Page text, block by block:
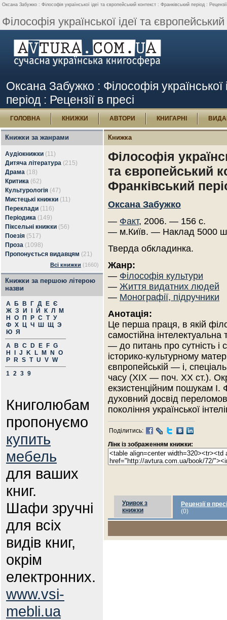
Оксана Забужко : Філософія української ідеї та європейський контекст : Франківський період :
Філософія української ідеї та
Оксана Забужко : Філософія
період : Рецензії в пресі
ГОЛОВНА КНИЖКИ АВТОРИ КНИГАРНІ
Книжки за жанрами
Аудіокнижки (11)
Дитяча література (215)
Драма (18)
Критика (62)
Культурологія (47)
Мистецькі книжки (11)
Переклади (116)
Періодика (149)
Піксельні книжки (56)
Поезія (517)
Проза (1098)
Пропонується видавцям (21)
Всі книжки (1660)
Книжки за першою літерою
назви
А Б В Г Д Е Є
Ж З И Й К Л
М
Н
О П Р С Т У
Ф Х Ц Ч Ш Щ Э
Ю Я
A
B C D E F G
H
J K L M N
O
P
R S T U V W
1 2 3 9
Книголюбам
пропонуємо
купить
мебель
для ваших
книг.
Шафи зручні
для всіх
видів книг,
окрім
електронних.
www.vsi-
mebli.ua
Книжка
Філософія
та європейський
Франківський
Оксана Забужко
— Факт, 2006. — 156 с.
— м.Київ. — Наклад 5000
Тверда обкладинка.
Жанр:
— Філософія культури
— Життя видатних людей
— Монографії, підручники
Анотація:
Це перша праця, в якій
самостійна інтелектуальна
— до питань про сутність і
історико-культурному
євпропейській — і,
часу (ХІХ — поч. ХХ ст.).
екзистенційним пошукам І.
духовний досвід
покоління української
Поділитись:
Лінк із зображенням книжки:
Уривок з
книжки
Рецензії в пресі
(0)